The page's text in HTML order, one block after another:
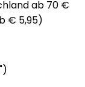
ab 70 €
€ 5,95)